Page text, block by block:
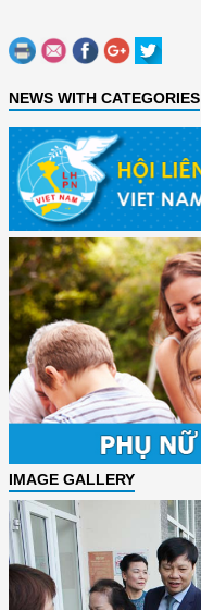
NEWS WITH CATEGORIES
IMAGE GALLERY